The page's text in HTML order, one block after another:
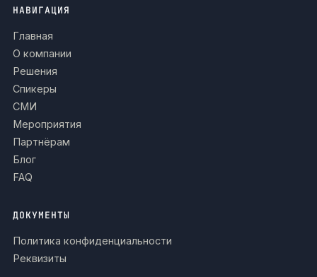
НАВИГАЦИЯ
Главная
О компании
Решения
Спикеры
СМИ
Мероприятия
Партнёрам
Блог
FAQ
ДОКУМЕНТЫ
Политика конфиденциальности
Реквизиты